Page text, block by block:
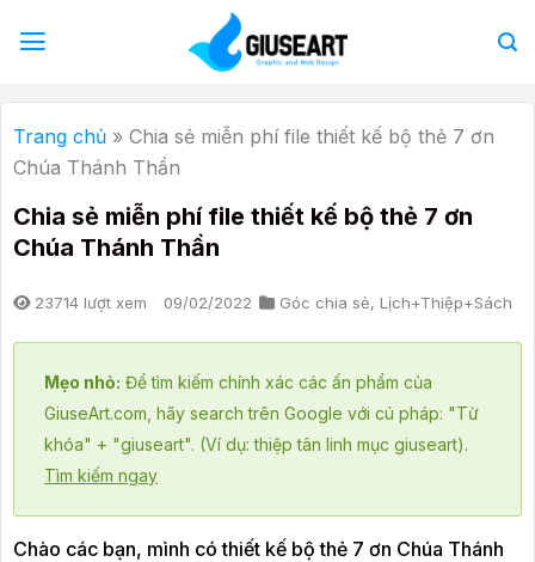
qua
dung
Trang chủ » Chia sẻ miễn phí file thiết kế bộ thẻ 7 ơn
Chúa Thánh Thần
Chia sẻ miễn phí file thiết kế bộ thẻ 7 ơn
Chúa Thánh Thần
23714 lượt xem 09/02/2022 Góc chia sẻ, Lịch+Thiệp+Sách
Mẹo nhỏ: Để tìm kiếm chính xác các ấn phẩm của
GiuseArt.com, hãy search trên Google với cú pháp: "Từ
khóa" + "giuseart". (Ví dụ: thiệp tân linh mục giuseart).
Tìm kiếm ngay
Chào các bạn, mình có thiết kế bộ thẻ 7 ơn Chúa Thánh